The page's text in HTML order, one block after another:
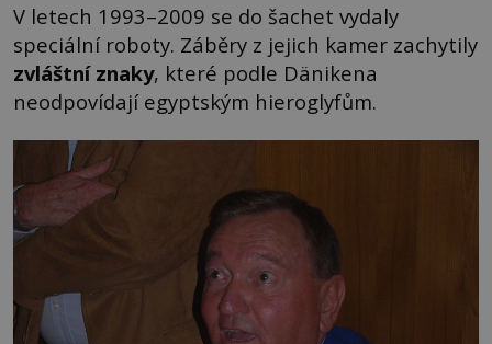
V letech 1993–2009 se do šachet vydaly
speciální roboty. Záběry z jejich kamer zachytily
zvláštní znaky, které podle Dänikena
neodpovídají egyptským hieroglyfům.